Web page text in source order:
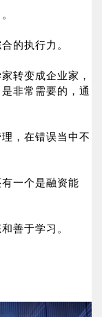
的执行力。
转变成企业家，
非常需要的，通
，在错误当中不
一个是融资能
善于学习。